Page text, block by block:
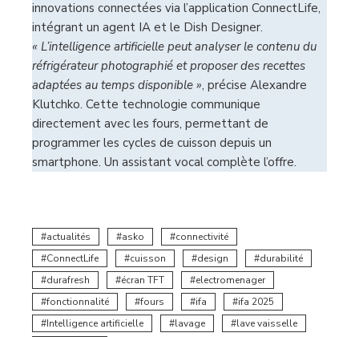
innovations connectées via l’application ConnectLife,
intégrant un agent IA et le Dish Designer.
« L’intelligence artificielle peut analyser le contenu du
réfrigérateur photographié et proposer des recettes
adaptées au temps disponible », précise Alexandre
Klutchko. Cette technologie communique
directement avec les fours, permettant de
programmer les cycles de cuisson depuis un
smartphone. Un assistant vocal complète l’offre.
actualités asko
connectivité
ConnectLife
cuisson design
durabilité
durafresh
écran TFT
electromenager
fonctionnalité
fours ifa
ifa 2025
Intelligence artificielle
lavage
lave vaisselle